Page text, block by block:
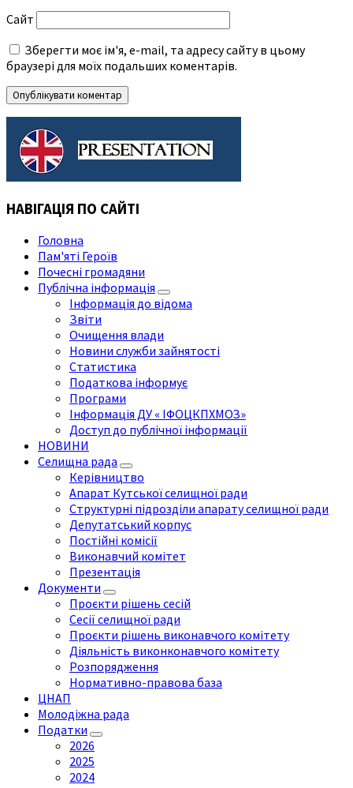
Сайт
Зберегти моє ім'я, e-mail, та адресу сайту в цьому
браузері для моїх подальших коментарів.
НАВІГАЦІЯ ПО САЙТІ
Головна
Пам'яті Героїв
Почесні громадяни
Публічна інформація
Інформація до відома
Звіти
Очищення влади
Новини служби зайнятості
Статистика
Податкова інформує
Програми
Інформація ДУ « ІФОЦКПХМОЗ»
Доступ до публічної інформації
НОВИНИ
Селищна рада
Керівництво
Апарат Кутської селищної ради
Структурні підрозділи апарату селищної ради
Депутатський корпус
Постійні комісії
Виконавчий комітет
Презентація
Документи
Проєкти рішень сесій
Сесії селищної ради
Проєкти рішень виконавчого комітету
Діяльність виконконавчого комітету
Розпорядження
Нормативно-правова база
ЦНАП
Молодіжна рада
Податки
2026
2025
2024